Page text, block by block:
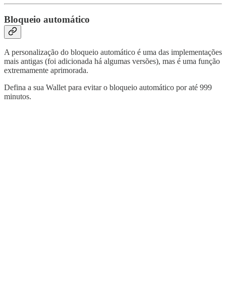
Bloqueio automático
A personalização do bloqueio automático é uma das implementações
mais antigas (foi adicionada há algumas versões), mas é uma função
extremamente aprimorada.
Defina a sua Wallet para evitar o bloqueio automático por até 999
minutos.